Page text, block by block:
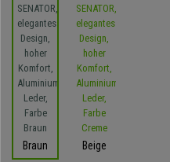
Braun Beige